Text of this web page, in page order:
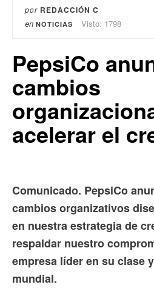
por REDACCIÓN C
en NOTICIAS Visto: 1798
PepsiCo
cambios
acelerar el
Comunicado. PepsiCo
cambios organizativos
en nuestra estrategia de
respaldar nuestro
empresa líder en su clase
mundial.